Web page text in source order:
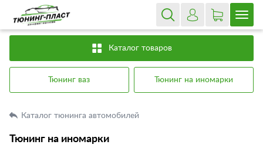
Каталог товаров
Тюнинг ваз Тюнинг на иномарки
Каталог тюнинга автомобилей
Тюнинг на иномарки